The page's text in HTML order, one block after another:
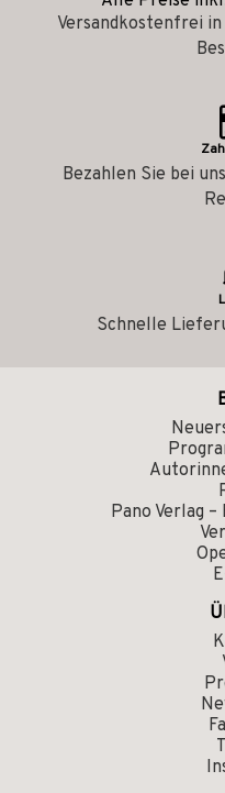
Versandkostenfrei
Bezahlen Sie bei
Schnelle
Pano Verlag